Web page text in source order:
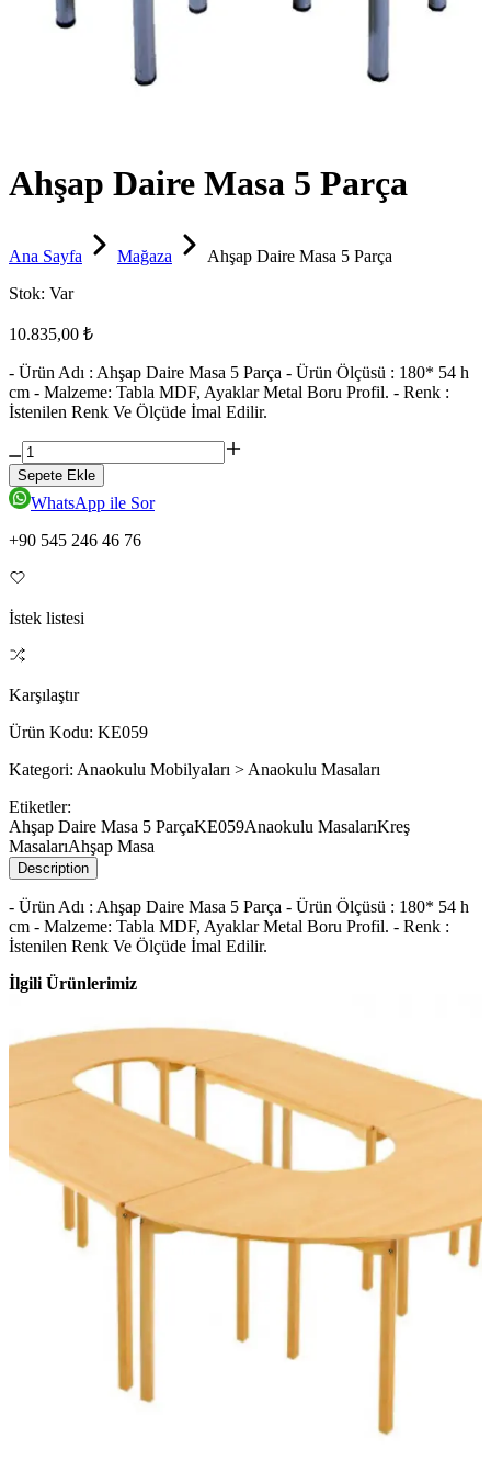
Ahşap Daire Masa 5 Parça
Ana Sayfa Mağaza
Ahşap Daire Masa 5 Parça
Stok: Var
10.835,00 ₺
- Ürün Adı : Ahşap Daire Masa 5 Parça - Ürün Ölçüsü : 180* 54 h
cm - Malzeme: Tabla MDF, Ayaklar Metal Boru Profil. - Renk :
İstenilen Renk Ve Ölçüde İmal Edilir.
Sepete Ekle
WhatsApp ile Sor
+90 545 246 46 76
İstek listesi
Karşılaştır
Ürün Kodu: KE059
Kategori: Anaokulu Mobilyaları > Anaokulu Masaları
Etiketler:
Ahşap Daire Masa 5 ParçaKE059Anaokulu MasalarıKreş
MasalarıAhşap Masa
Description
- Ürün Adı : Ahşap Daire Masa 5 Parça - Ürün Ölçüsü : 180* 54 h
cm - Malzeme: Tabla MDF, Ayaklar Metal Boru Profil. - Renk :
İstenilen Renk Ve Ölçüde İmal Edilir.
İlgili Ürünlerimiz